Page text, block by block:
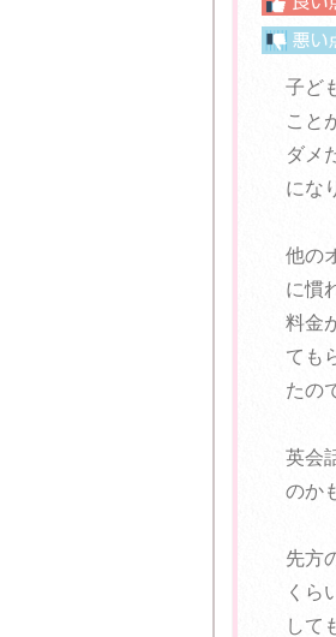
子ど
こと
ダメ
にな
他の
に慣
料金
ても
たの
英会
のか
先方
くら
して